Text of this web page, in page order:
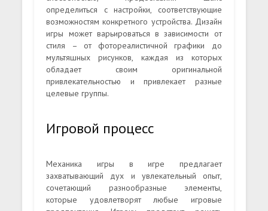
определиться с настройки, соответствующие
возможностям конкретного устройства. Дизайн
игры может варьироваться в зависимости от
стиля – от фотореалистичной графики до
мультяшных рисунков, каждая из которых
обладает своим оригинальной
привлекательностью и привлекает разные
целевые группы.
Игровой процесс
Механика игры в игре предлагает
захватывающий дух и увлекательный опыт,
сочетающий разнообразные элементы,
которые удовлетворят любые игровые